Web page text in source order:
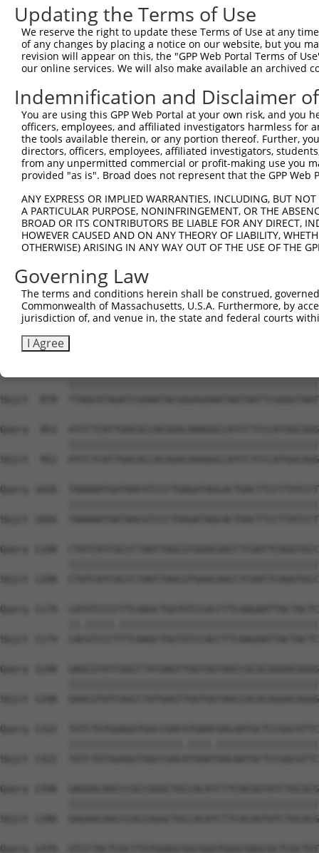
Updating the Terms of Use
We reserve the right to update these Terms of Use at any
of any changes by placing a notice on our website, but you
revision will appear on this, the "GPP Web Portal Terms of
our online services. We will also make available an archived
Indemnification and Disclaimer
You are using this GPP Web Portal at your own risk, and
officers, employees, and affiliated investigators harmless for
the tools available therein, or any portion thereof. Further,
directors, officers, employees, affiliated investigators,
from any unpermitted commercial or profit-making use you
provided "as is". Broad does not represent that the GPP
ANY EXPRESS OR IMPLIED WARRANTIES, INCLUDING, BUT
A PARTICULAR PURPOSE, NONINFRINGEMENT, OR THE
BROAD OR ITS CONTRIBUTORS BE LIABLE FOR ANY DIRECT,
HOWEVER CAUSED AND ON ANY THEORY OF LIABILITY,
OTHERWISE) ARISING IN ANY WAY OUT OF THE USE OF THE
Governing Law
The terms and conditions herein shall be construed,
Commonwealth of Massachusetts, U.S.A. Furthermore, by
jurisdiction of, and venue in, the state and federal courts
I Agree